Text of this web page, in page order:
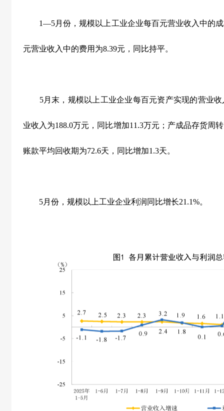
1—5月份，规模以上工业企业每百元营业收入中的
元营业收入中的费用为8.39元，同比持平。
5月末，规模以上工业企业每百元资产实现的营业收
业收入为188.0万元，同比增加11.3万元；产成品存货周
账款平均回收期为72.6天，同比增加1.3天。
5月份，规模以上工业企业利润同比增长21.1%。